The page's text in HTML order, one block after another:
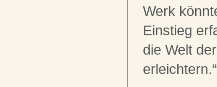
Werk
Einstieg
die Welt
erleichtern.“